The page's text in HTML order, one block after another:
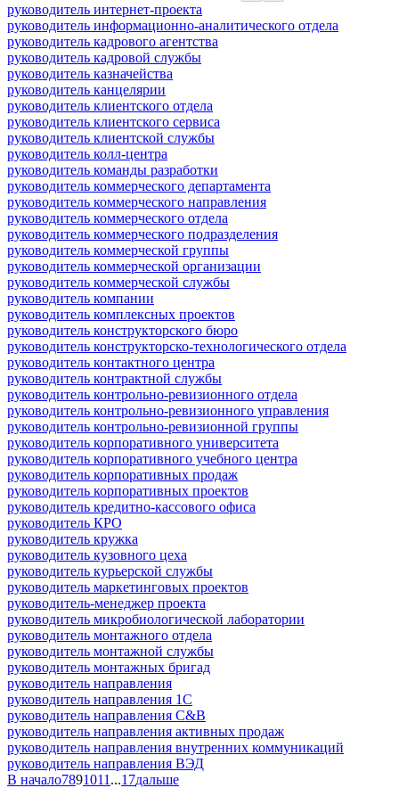
руководитель интернет-проекта
руководитель информационно-аналитического отдела
руководитель кадрового агентства
руководитель кадровой службы
руководитель казначейства
руководитель канцелярии
руководитель клиентского отдела
руководитель клиентского сервиса
руководитель клиентской службы
руководитель колл-центра
руководитель команды разработки
руководитель коммерческого департамента
руководитель коммерческого направления
руководитель коммерческого отдела
руководитель коммерческого подразделения
руководитель коммерческой группы
руководитель коммерческой организации
руководитель коммерческой службы
руководитель компании
руководитель комплексных проектов
руководитель конструкторского бюро
руководитель конструкторско-технологического отдела
руководитель контактного центра
руководитель контрактной службы
руководитель контрольно-ревизионного отдела
руководитель контрольно-ревизионного управления
руководитель контрольно-ревизионной группы
руководитель корпоративного университета
руководитель корпоративного учебного центра
руководитель корпоративных продаж
руководитель корпоративных проектов
руководитель кредитно-кассового офиса
руководитель КРО
руководитель кружка
руководитель кузовного цеха
руководитель курьерской службы
руководитель маркетинговых проектов
руководитель-менеджер проекта
руководитель микробиологической лаборатории
руководитель монтажного отдела
руководитель монтажной службы
руководитель монтажных бригад
руководитель направления
руководитель направления 1С
руководитель направления C&B
руководитель направления активных продаж
руководитель направления внутренних коммуникаций
руководитель направления ВЭД
В начало7891011 ...17дальше